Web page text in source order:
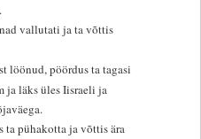
vallutati ja ta võttis
löönud, pöördus ta tagasi
ja läks üles Iisraeli ja
ta pühakotta ja võttis ära